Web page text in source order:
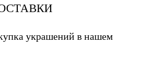
украшений в нашем